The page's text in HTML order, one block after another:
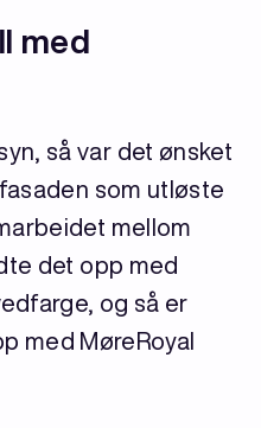
med
så var det ønsket
som utløste
mellom
det opp med
og så er
med MøreRoyal